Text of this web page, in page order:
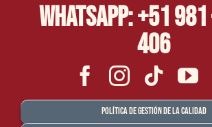
Whatsapp: +51 981
406
Política de Gestión de la Calidad